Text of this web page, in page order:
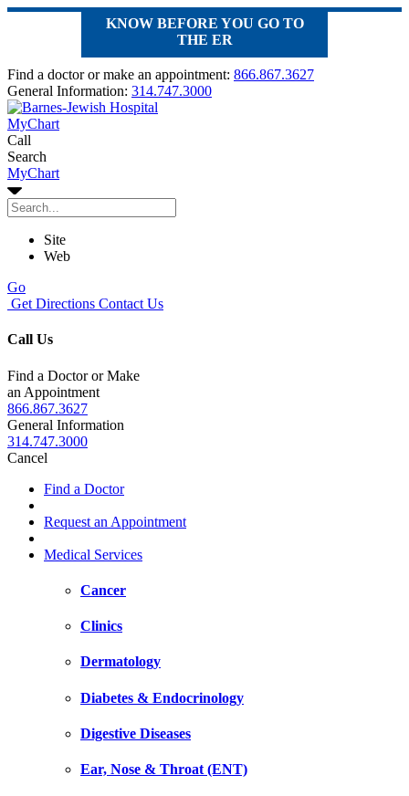
KNOW BEFORE YOU GO TO
THE ER
Find a doctor or make an appointment: 866.867.3627
General Information: 314.747.3000
MyChart
Call
Search
MyChart
Site
Web
Go
Get Directions Contact Us
Call Us
Find a Doctor or Make
an Appointment
866.867.3627
General Information
314.747.3000
Cancel
Find a Doctor
Request an Appointment
Medical Services
Cancer
Clinics
Dermatology
Diabetes & Endocrinology
Digestive Diseases
Ear, Nose & Throat (ENT)